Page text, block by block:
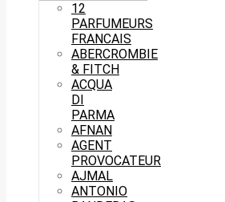
12
PARFUMEURS
FRANCAIS
ABERCROMBIE
& FITCH
ACQUA
DI
PARMA
AFNAN
AGENT
PROVOCATEUR
AJMAL
ANTONIO